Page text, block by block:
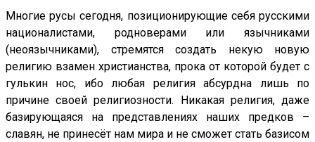
Многие русы сегодня, позиционирующие себя русскими
националистами, родноверами или язычниками
(неоязычниками), стремятся создать некую новую
религию взамен христианства, прока от которой будет с
гулькин нос, ибо любая религия абсурдна лишь по
причине своей религиозности. Никакая религия, даже
базирующаяся на представлениях наших предков –
славян, не принесёт нам мира и не сможет стать базисом